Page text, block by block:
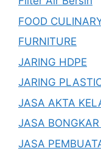
FOOD
FURNITURE
JARING HDPE
JARING
JASA AKTA
JASA
JASA